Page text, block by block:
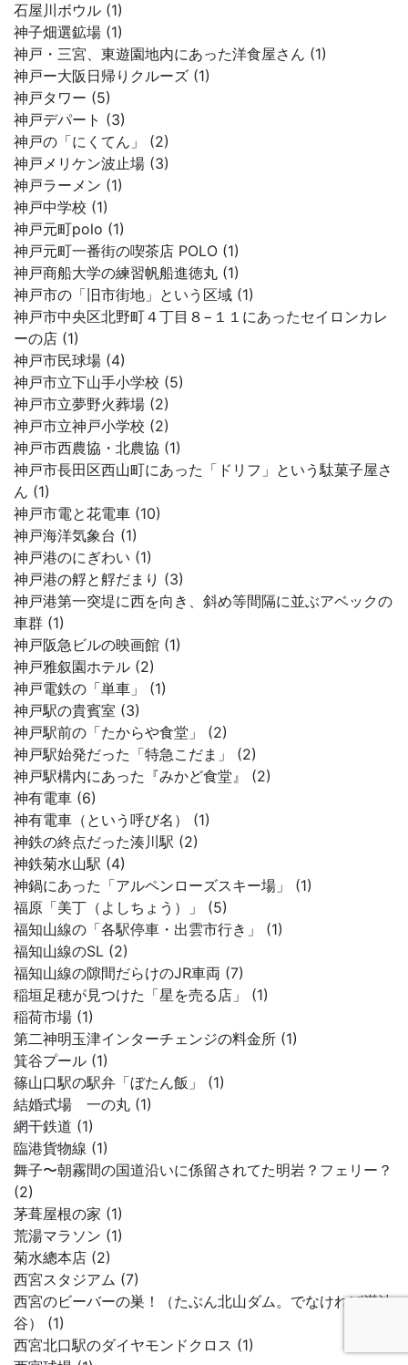
石屋川ボウル (1)
神子畑選鉱場 (1)
神戸・三宮、東遊園地内にあった洋食屋さん (1)
神戸ー大阪日帰りクルーズ (1)
神戸タワー (5)
神戸デパート (3)
神戸の「にくてん」 (2)
神戸メリケン波止場 (3)
神戸ラーメン (1)
神戸中学校 (1)
神戸元町polo (1)
神戸元町一番街の喫茶店 POLO (1)
神戸商船大学の練習帆船進徳丸 (1)
神戸市の「旧市街地」という区域 (1)
神戸市中央区北野町４丁目８−１１にあったセイロンカレ
ーの店 (1)
神戸市民球場 (4)
神戸市立下山手小学校 (5)
神戸市立夢野火葬場 (2)
神戸市立神戸小学校 (2)
神戸市西農協・北農協 (1)
神戸市長田区西山町にあった「ドリフ」という駄菓子屋さ
ん (1)
神戸市電と花電車 (10)
神戸海洋気象台 (1)
神戸港のにぎわい (1)
神戸港の艀と艀だまり (3)
神戸港第一突堤に西を向き、斜め等間隔に並ぶアベックの
車群 (1)
神戸阪急ビルの映画館 (1)
神戸雅叙園ホテル (2)
神戸電鉄の「単車」 (1)
神戸駅の貴賓室 (3)
神戸駅前の「たからや食堂」 (2)
神戸駅始発だった「特急こだま」 (2)
神戸駅構内にあった『みかど食堂』 (2)
神有電車 (6)
神有電車（という呼び名） (1)
神鉄の終点だった湊川駅 (2)
神鉄菊水山駅 (4)
神鍋にあった「アルペンローズスキー場」 (1)
福原「美丁（よしちょう）」 (5)
福知山線の「各駅停車・出雲市行き」 (1)
福知山線のSL (2)
福知山線の隙間だらけのJR車両 (7)
稲垣足穂が見つけた「星を売る店」 (1)
稲荷市場 (1)
第二神明玉津インターチェンジの料金所 (1)
箕谷プール (1)
篠山口駅の駅弁「ぼたん飯」 (1)
結婚式場 一の丸 (1)
網干鉄道 (1)
臨港貨物線 (1)
舞子〜朝霧間の国道沿いに係留されてた明岩？フェリー？
(2)
茅葺屋根の家 (1)
荒湯マラソン (1)
菊水總本店 (2)
西宮スタジアム (7)
西宮のビーバーの巣！（たぶん北山ダム。でなければ満池
谷） (1)
西宮北口駅のダイヤモンドクロス (1)